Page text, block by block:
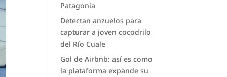
Patagonia
Detectan anzuelos para
capturar a joven cocodrilo
del Río Cuale
Gol de Airbnb: así es como
la plataforma expande su